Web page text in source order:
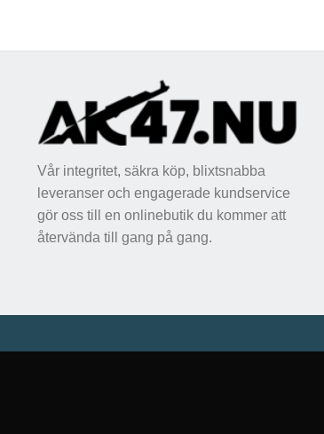
Vår integritet, säkra köp, blixtsnabba
leveranser och engagerade kundservice
gör oss till en onlinebutik du kommer att
återvända till gang på gang.